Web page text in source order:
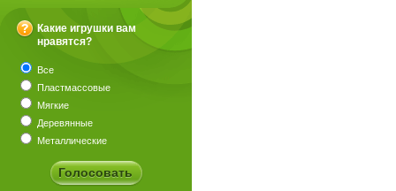
Какие игрушки вам
нравятся?
Все
Пластмассовые
Мягкие
Деревянные
Металлические